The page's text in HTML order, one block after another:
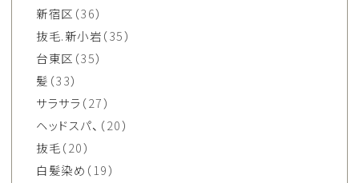
新宿区 （36）
抜毛.新小岩（35）
台東区 （35）
髪 （33）
サラサラ （27）
ヘッドスパ、 （20）
抜毛（20）
白髪染め （19）